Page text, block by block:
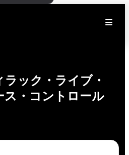
ラック・ライブ・
ス・コントロール